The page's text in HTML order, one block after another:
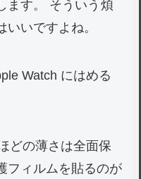
ます。 そういう 煩
いですよね。
Watch にはめる
どの薄さは全面保
フィルムを貼るのが